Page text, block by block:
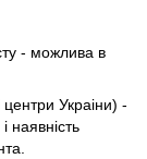
- можлива в
Украіни) -
наявність